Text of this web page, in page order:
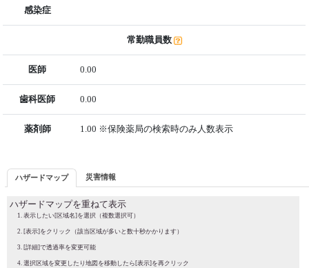
感染症
常勤職員数
医師 0.00
歯科医師 0.00
薬剤師 1.00 ※保険薬局の検索時のみ人数表示
ハザードマップ 災害情報
ハザードマップを重ねて表示
表示したい[区域名]を選択（複数選択可）
[表示]をクリック（該当区域が多いと数十秒かかります）
[詳細]で透過率を変更可能
選択区域を変更したり地図を移動したら[表示]を再クリック